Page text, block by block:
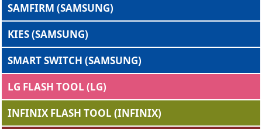
SAMFIRM (SAMSUNG)
KIES (SAMSUNG)
SMART SWITCH (SAMSUNG)
LG FLASH TOOL (LG)
INFINIX FLASH TOOL (INFINIX)